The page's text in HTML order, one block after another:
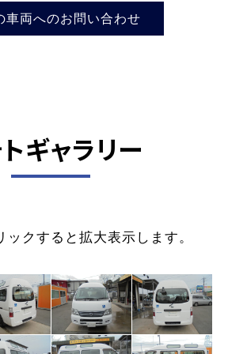
車両へのお問い合わせ
ギャラリー
ックすると拡大表示します。